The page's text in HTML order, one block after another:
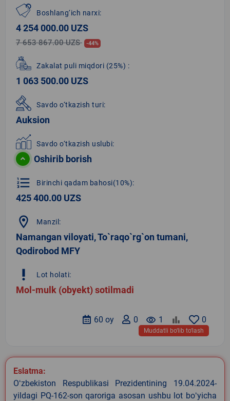
Boshlang‘ich narxi:
4 254 000.00 UZS
7 653 867.00 UZS -44%
Zakalat puli miqdori (25%) :
1 063 500.00 UZS
Savdo o‘tkazish turi:
Auksion
Savdo o‘tkazish uslubi:
Oshirib borish
format_list_numbered Birinchi qadam bahosi(10%):
425 400.00 UZS
location_on Manzil:
Namangan viloyati, To`raqo`rg`on tumani,
Qodirobod MFY
priority_high Lot holati:
Mol-mulk (obyekt) sotilmadi
0
remove_red_eye 1
0
60 oy
Muddatli bo‘lib to‘lash
Eslatma:
Oʻzbekiston Respublikasi Prezidentining 19.04.2024-
yildagi PQ-162-son qaroriga asosan ushbu lot boʻyicha